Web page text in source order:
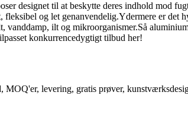
designet til at beskytte deres indhold mod
fleksibel og let genanvendelig.Ydermere er
vanddamp, ilt og mikroorganismer.Så
konkurrencedygtigt tilbud her!
levering, gratis prøver,